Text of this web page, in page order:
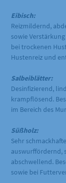
Eibisch:
Reizmildernd,
sowie
bei trockenen
Hustenreiz und
Salbeiblätter:
Desinfizierend,
krampflösend.
im Bereich des
Süßholz:
Sehr
auswurffördernd,
abschwellend.
sowie bei